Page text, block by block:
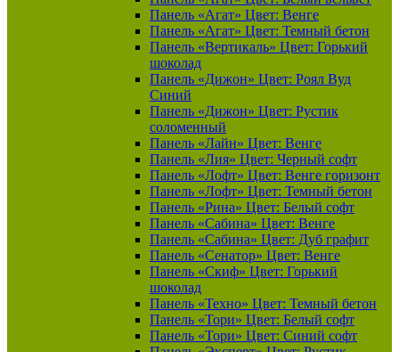
Панель «Агат» Цвет: Венге
Панель «Агат» Цвет: Темный бетон
Панель «Вертикаль» Цвет: Горький
шоколад
Панель «Дижон» Цвет: Роял Вуд
Синий
Панель «Дижон» Цвет: Рустик
соломенный
Панель «Лайн» Цвет: Венге
Панель «Лия» Цвет: Черный софт
Панель «Лофт» Цвет: Венге горизонт
Панель «Лофт» Цвет: Темный бетон
Панель «Рина» Цвет: Белый софт
Панель «Сабина» Цвет: Венге
Панель «Сабина» Цвет: Дуб графит
Панель «Сенатор» Цвет: Венге
Панель «Скиф» Цвет: Горький
шоколад
Панель «Техно» Цвет: Темный бетон
Панель «Тори» Цвет: Белый софт
Панель «Тори» Цвет: Синий софт